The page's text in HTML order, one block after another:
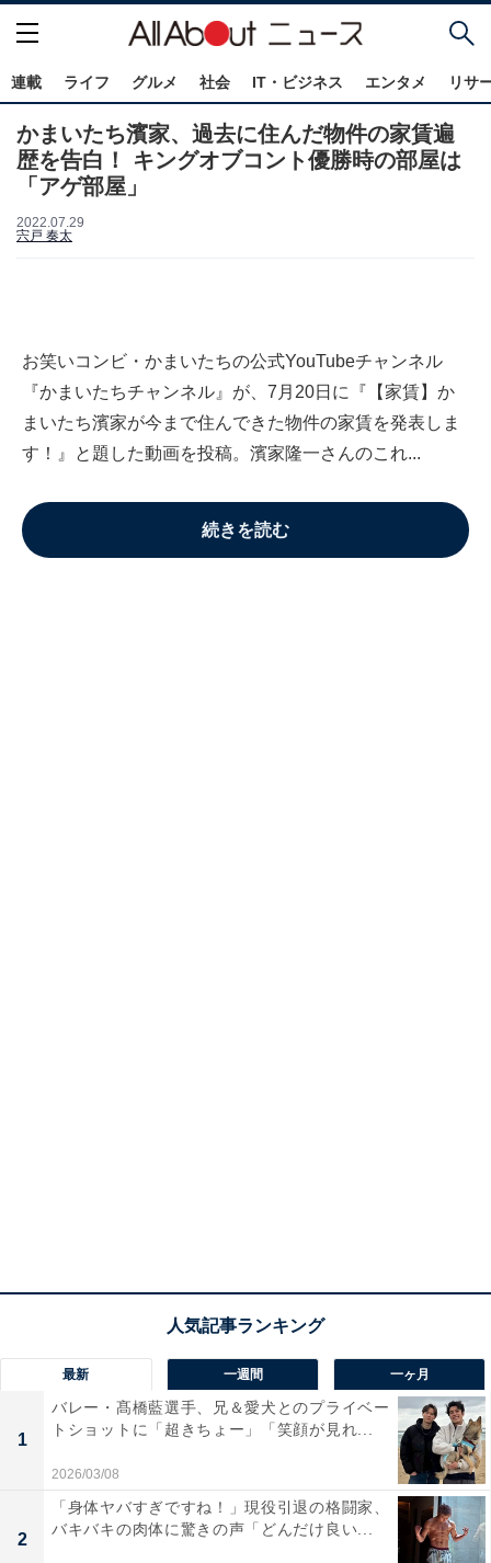
連載 ライフ グルメ 社会 IT・ビジネス エンタメ リサ
かまいたち濱家、過去に住んだ物件の家賃遍
歴を告白！ キングオブコント優勝時の部屋は
「アゲ部屋」
2022.07.29
宍戸 奏太
お笑いコンビ・かまいたちの公式YouTubeチャンネル
『かまいたちチャンネル』が、7月20日に『【家賃】か
まいたち濱家が今まで住んできた物件の家賃を発表しま
す！』と題した動画を投稿。濱家隆一さんのこれ...
続きを読む
最新 一週間 一ヶ月
1
バレー・髙橋藍選手、兄＆愛犬とのプライベー
トショットに「超きちょー」「笑顔が見れ...
2026/03/08
2
「身体ヤバすぎですね！」現役引退の格闘家、
バキバキの肉体に驚きの声「どんだけ良い...